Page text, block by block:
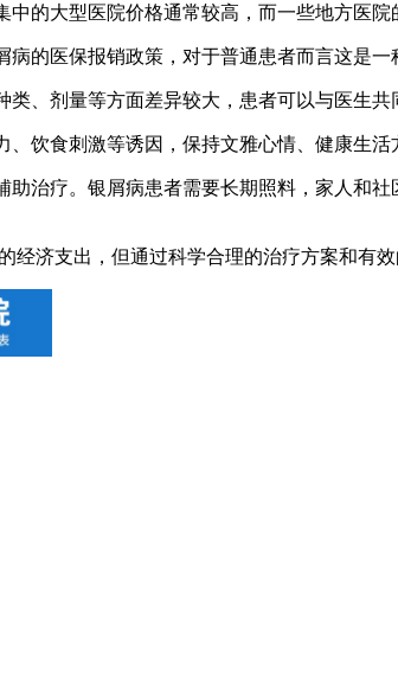
的大型医院价格通常较高，而一些地方医院
的医保报销政策，对于普通患者而言这是一
、剂量等方面差异较大，患者可以与医生共
饮食刺激等诱因，保持文雅心情、健康生活
助治疗。银屑病患者需要长期照料，家人和
经济支出，但通过科学合理的治疗方案和有